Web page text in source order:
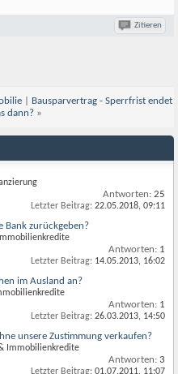
Zitieren
Bausparvertrag - Sperrfrist endet
dann? »
Antworten: 25
Letzter Beitrag: 22.05.2018, 09:11
Bank zurückgeben?
Antworten: 1
Letzter Beitrag: 14.05.2013, 16:02
im Ausland an?
Antworten: 1
Letzter Beitrag: 26.03.2013, 14:50
unsere Zustimmung verkaufen?
Immobilienkredite
Antworten: 3
Letzter Beitrag: 01.07.2011, 11:07